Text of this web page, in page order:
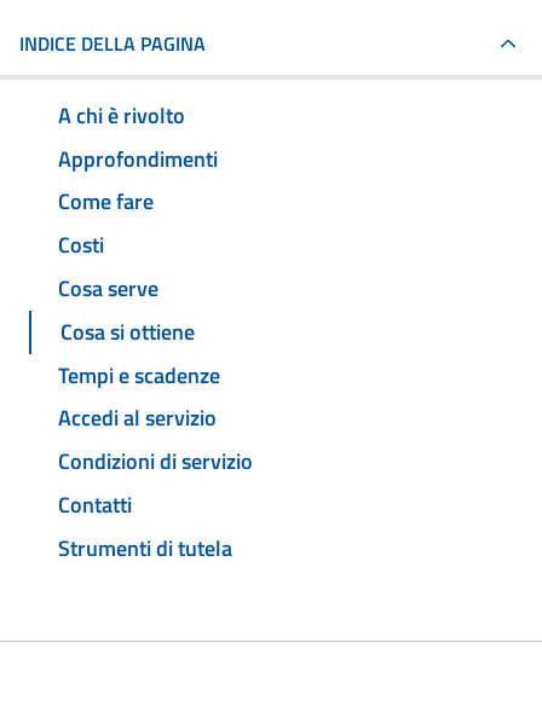
INDICE DELLA PAGINA
A chi è rivolto
Approfondimenti
Come fare
Costi
Cosa serve
Cosa si ottiene
Tempi e scadenze
Accedi al servizio
Condizioni di servizio
Contatti
Strumenti di tutela